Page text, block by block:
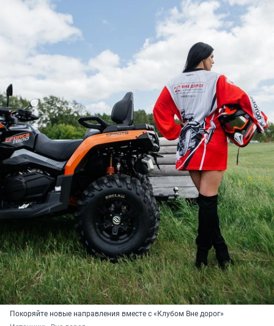
Покоряйте новые направления вместе с «Клубом Вне дорог»